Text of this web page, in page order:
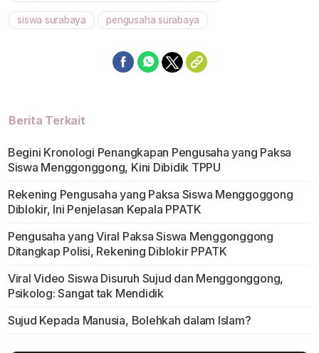
siswa surabaya pengusaha surabaya
Berita Terkait
Begini Kronologi Penangkapan Pengusaha yang Paksa
Siswa Menggonggong, Kini Dibidik TPPU
Rekening Pengusaha yang Paksa Siswa Menggoggong
Diblokir, Ini Penjelasan Kepala PPATK
Pengusaha yang Viral Paksa Siswa Menggonggong
Ditangkap Polisi, Rekening Diblokir PPATK
Viral Video Siswa Disuruh Sujud dan Menggonggong,
Psikolog: Sangat tak Mendidik
Sujud Kepada Manusia, Bolehkah dalam Islam?